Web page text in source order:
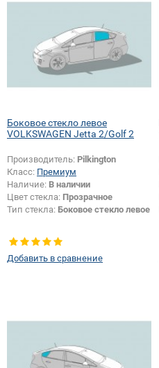
Боковое стекло левое
VOLKSWAGEN Jetta 2/Golf 2
Производитель: Pilkington
Класс: Премиум
Наличие: В наличии
Цвет стекла: Прозрачное
Тип стекла: Боковое стекло левое
Добавить в сравнение